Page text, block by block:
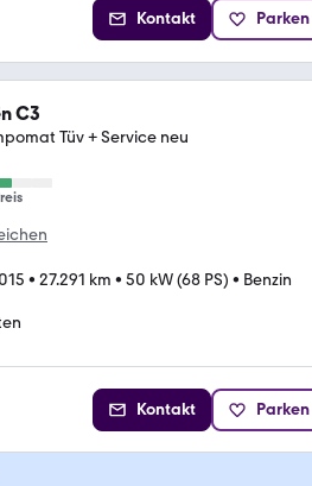
Kontakt Parken
C3
Tüv + Service neu
• 27.291 km • 50 kW (68 PS) • Benzin
Kontakt Parken